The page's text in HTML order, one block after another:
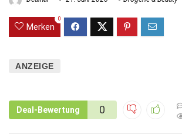
Merken
0
ANZEIGE
Deal-Bewertung 0